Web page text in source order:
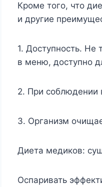
Кроме того, что
и другие
1. Доступность. Не
в меню, доступно
2. При соблюдении
3. Организм
Диета медиков:
Оспаривать